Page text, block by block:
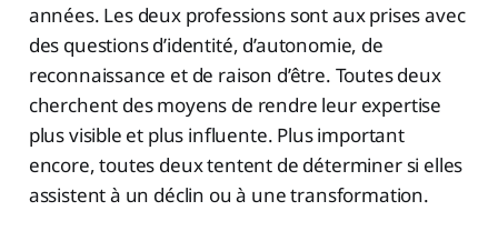
années. Les deux professions sont aux prises avec
des questions d’identité, d’autonomie, de
reconnaissance et de raison d’être. Toutes deux
cherchent des moyens de rendre leur expertise
plus visible et plus influente. Plus important
encore, toutes deux tentent de déterminer si elles
assistent à un déclin ou à une transformation.